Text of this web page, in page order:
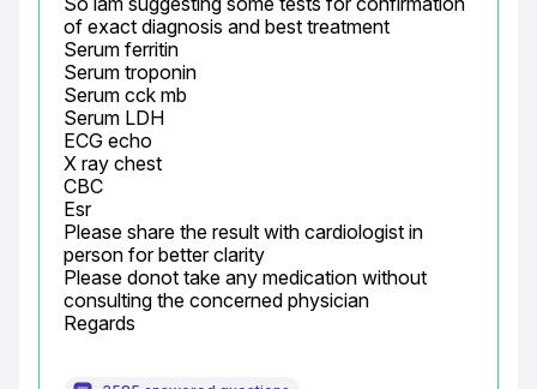
of exact diagnosis and best treatment
Serum ferritin
Serum troponin
Serum cck mb
Serum LDH
ECG echo
X ray chest
CBC
Esr
Please share the result with cardiologist in
person for better clarity
Please donot take any medication without
consulting the concerned physician
Regards